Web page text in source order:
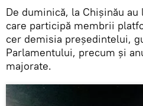
De duminică, la Chișinău
care participă membrii
cer demisia președintelui,
Parlamentului, precum şi
majorate.